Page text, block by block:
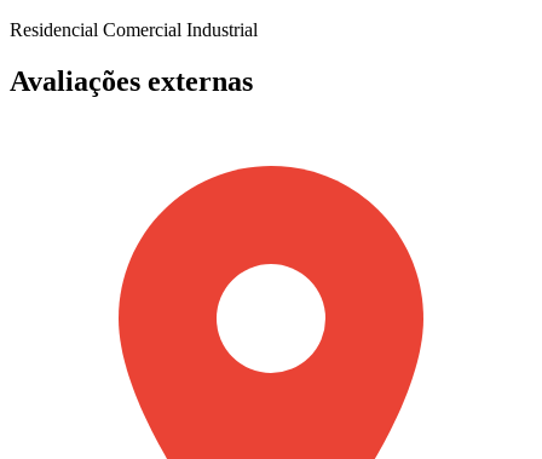
Residencial Comercial Industrial
Avaliações externas